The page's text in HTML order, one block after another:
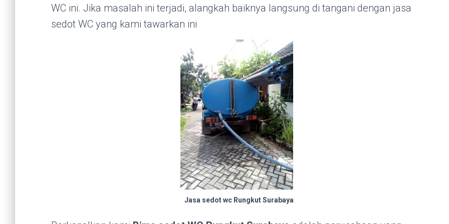
WC ini. Jika masalah ini terjadi, alangkah baiknya langsung di tangani dengan jasa
sedot WC yang kami tawarkan ini
Jasa sedot wc Rungkut Surabaya